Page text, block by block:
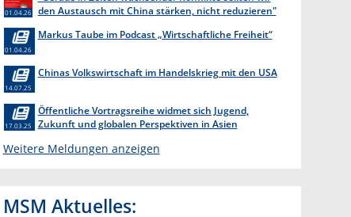
den Austausch mit China stärken, nicht reduzieren"
01.04.26
Markus Taube im Podcast „Wirtschaftliche Freiheit“
01.04.26
Chinas Volkswirtschaft im Handelskrieg mit den USA
14.07.25
Öffentliche Vortragsreihe widmet sich Jugend,
Zukunft und globalen Perspektiven in Asien
17.03.25
Weitere Meldungen anzeigen
MSM Aktuelles: